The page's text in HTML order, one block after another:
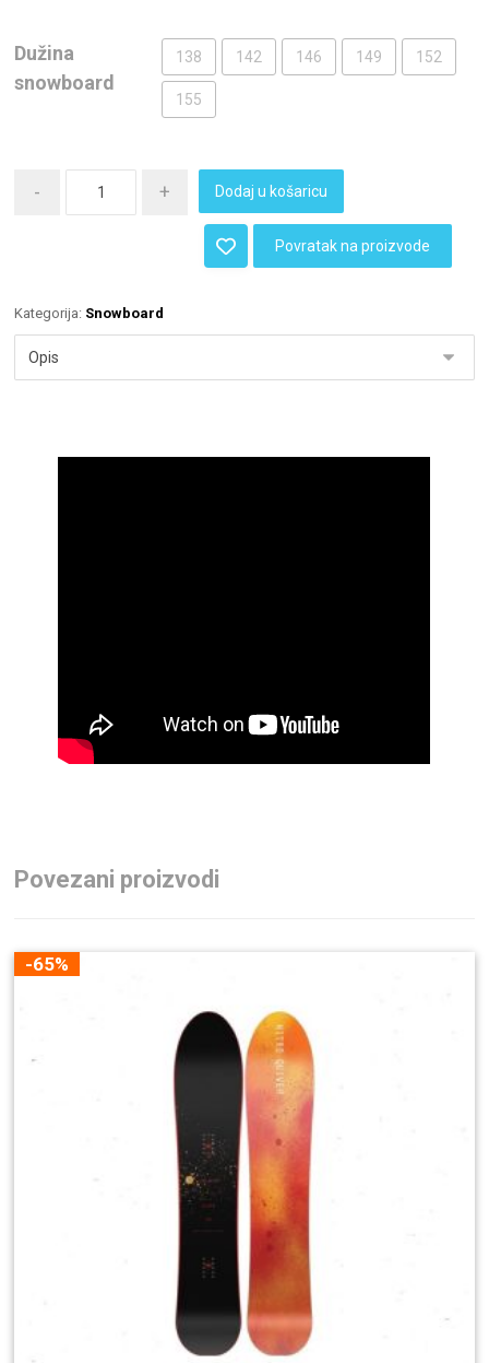
Dužina
snowboard
138 142 146 149 152
155
- + Dodaj u košaricu
Povratak na proizvode
Kategorija: Snowboard
Povezani proizvodi
-65%